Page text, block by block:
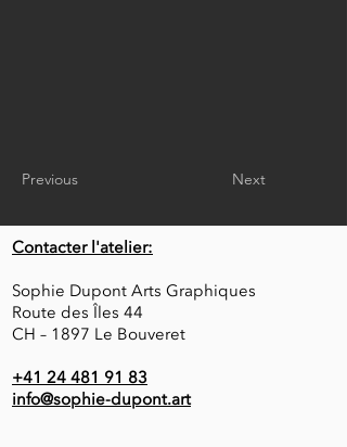
Previous Next
Contacter l'atelier:
Sophie Dupont Arts Graphiques
Route des Îles 44
CH – 1897 Le Bouveret
+41 24 481 91 83
info@sophie-dupont.art